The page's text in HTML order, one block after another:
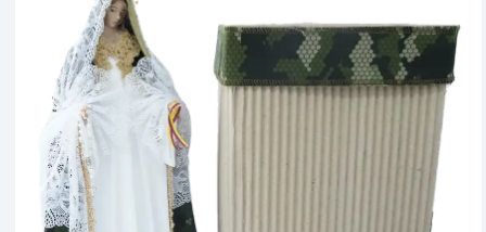
through
$ 160.000
Soldado
cantidad